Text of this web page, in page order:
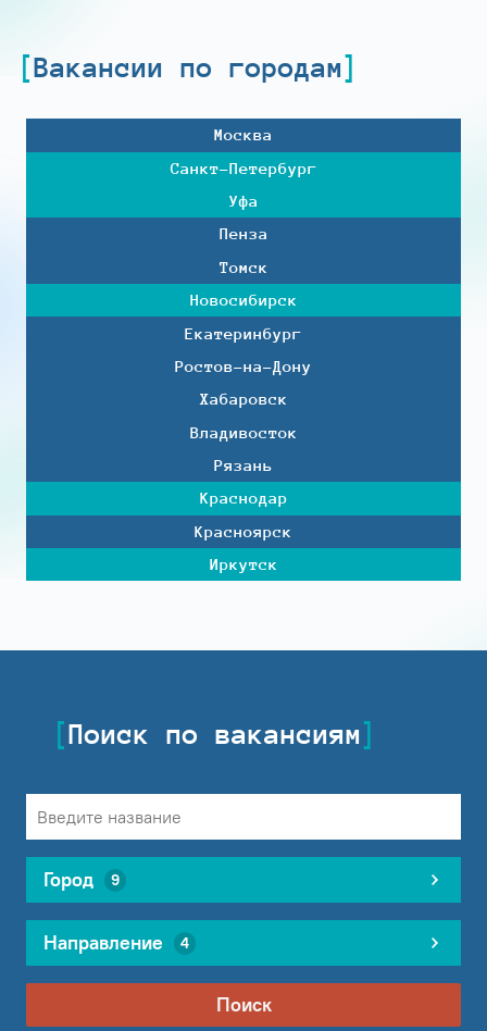
Вакансии по городам
Москва
Санкт-Петербург
Уфа
Пенза
Томск
Новосибирск
Екатеринбург
Ростов-на-Дону
Хабаровск
Владивосток
Рязань
Краснодар
Красноярск
Иркутск
Поиск по вакансиям
Город 9
Направление 4
Поиск